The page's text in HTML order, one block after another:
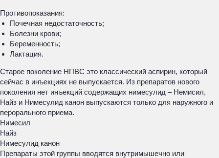
Противопоказания:
Почечная недостаточность;
Болезни крови;
Беременность;
Лактация.
Старое поколение НПВС это классический аспирин, который
сейчас в инъекциях не выпускается. Из препаратов нового
поколения нет инъекций содержащих нимесулид – Немисил,
Найз и Нимесулид канон выпускаются только для наружного и
перорального приема.
Нимесил
Найз
Нимесулид канон
Препараты этой группы вводятся внутримышечно или